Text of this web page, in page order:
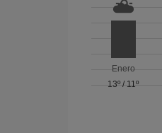
Enero
13º / 11º